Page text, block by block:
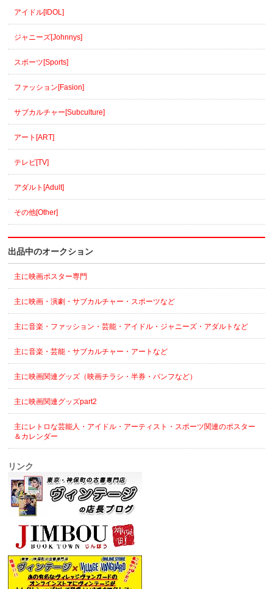
アイドル[IDOL]
ジャニーズ[Johnnys]
スポーツ[Sports]
ファッション[Fasion]
サブカルチャー[Subculture]
アート[ART]
テレビ[TV]
アダルト[Adult]
その他[Other]
出品中のオークション
主に映画ポスター専門
主に映画・演劇・サブカルチャー・スポーツなど
主に音楽・ファッション・芸能・アイドル・ジャニーズ・アダルトなど
主に音楽・芸能・サブカルチャー・アートなど
主に映画関連グッズ（映画チラシ・半券・パンフなど）
主に映画関連グッズpart2
主にレトロな芸能人・アイドル・アーティスト・スポーツ関連のポスター
＆カレンダー
リンク